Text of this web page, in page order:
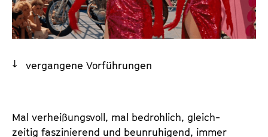
t
u
e
vergangene Vorführungen
Mal verheißungsvoll, mal bedrohlich, gleich­
zeitig faszinierend und beunruhigend, immer